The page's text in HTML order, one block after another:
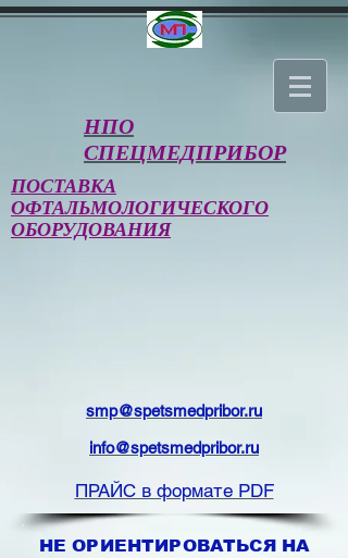
НПО
СПЕЦМЕДПРИБОР
ПОСТАВКА
ОФТАЛЬМОЛОГИЧЕСКОГО
ОБОРУДОВАНИЯ
smp@spetsmedpribor.ru
info@spetsmedpribor.ru
ПРАЙС в формате PDF
НЕ ОРИЕНТИРОВАТЬСЯ НА